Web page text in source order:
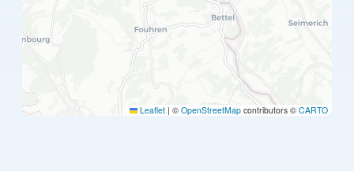
Leaflet | © OpenStreetMap contributors © CARTO